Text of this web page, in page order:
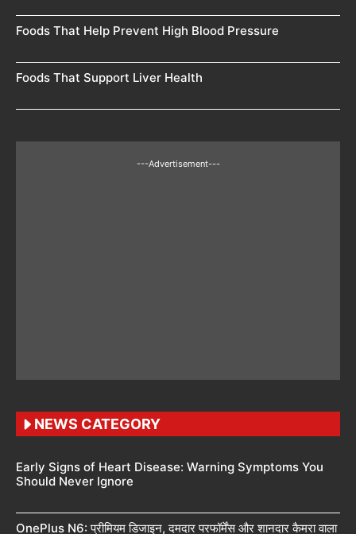
Foods That Help Prevent High Blood Pressure
Foods That Support Liver Health
---Advertisement---
NEWS CATEGORY
Early Signs of Heart Disease: Warning Symptoms You
Should Never Ignore
OnePlus N6: प्रीमियम डिजाइन, दमदार परफॉर्मेंस और शानदार कैमरा वाला